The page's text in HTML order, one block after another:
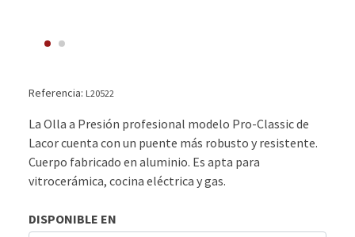
Referencia: L20522
La Olla a Presión profesional modelo Pro-Classic de
Lacor cuenta con un puente más robusto y resistente.
Cuerpo fabricado en aluminio. Es apta para
vitrocerámica, cocina eléctrica y gas.
DISPONIBLE EN